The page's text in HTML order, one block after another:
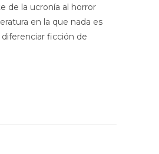
de la ucronía al horror
en la que nada es
ficción de